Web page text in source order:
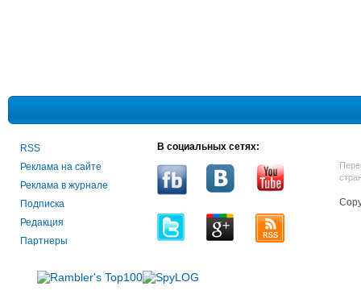
RSS
Реклама на сайте
Реклама в журнале
Подписка
Редакция
Партнеры
В социальных сетях: